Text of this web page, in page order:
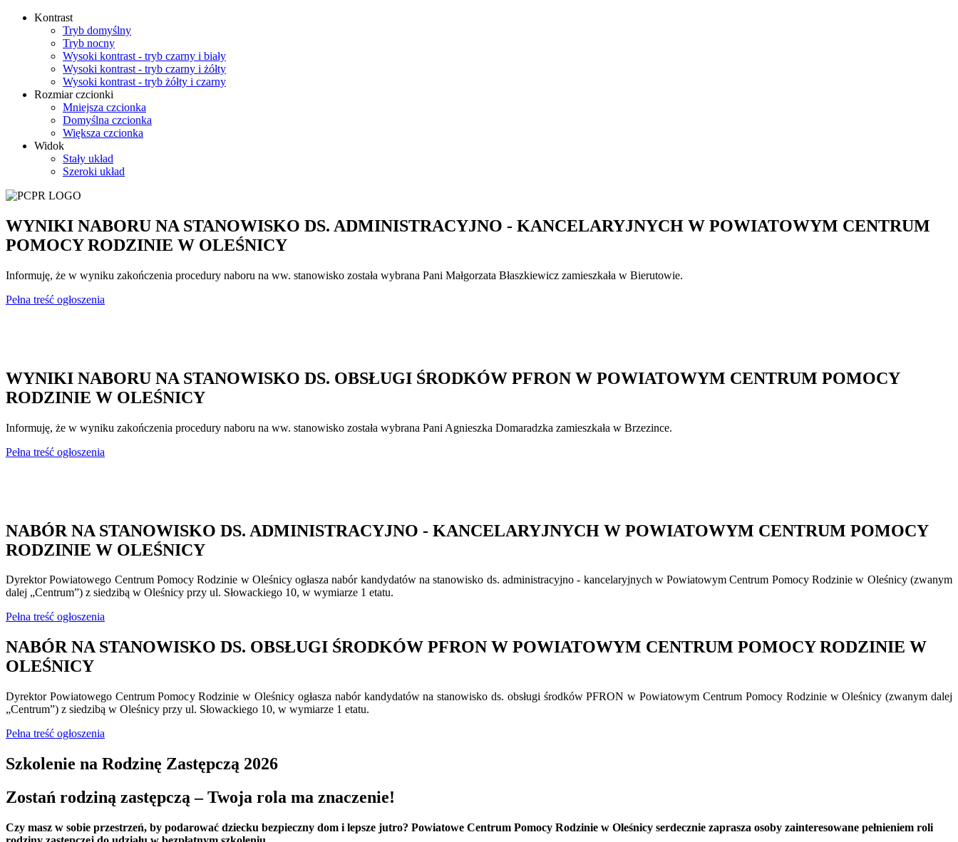
Kontrast
Tryb domyślny
Tryb nocny
Wysoki kontrast - tryb czarny i biały
Wysoki kontrast - tryb czarny i żółty
Wysoki kontrast - tryb żółty i czarny
Rozmiar czcionki
Mniejsza czcionka
Domyślna czcionka
Większa czcionka
Widok
Stały układ
Szeroki układ
WYNIKI NABORU NA STANOWISKO DS. ADMINISTRACYJNO - KANCELARYJNYCH W POWIATOWYM CENTRUM
POMOCY RODZINIE W OLEŚNICY
Informuję, że w wyniku zakończenia procedury naboru na ww. stanowisko została wybrana Pani Małgorzata Błaszkiewicz zamieszkała w Bierutowie.
Pełna treść ogłoszenia
WYNIKI NABORU NA STANOWISKO DS. OBSŁUGI ŚRODKÓW PFRON W POWIATOWYM CENTRUM POMOCY
RODZINIE W OLEŚNICY
Informuję, że w wyniku zakończenia procedury naboru na ww. stanowisko została wybrana Pani Agnieszka Domaradzka zamieszkała w Brzezince.
Pełna treść ogłoszenia
NABÓR NA STANOWISKO DS. ADMINISTRACYJNO - KANCELARYJNYCH W POWIATOWYM CENTRUM POMOCY
RODZINIE W OLEŚNICY
Dyrektor Powiatowego Centrum Pomocy Rodzinie w Oleśnicy ogłasza nabór kandydatów na stanowisko ds. administracyjno - kancelaryjnych w Powiatowym Centrum Pomocy Rodzinie w Oleśnicy (zwanym
dalej „Centrum”) z siedzibą w Oleśnicy przy ul. Słowackiego 10, w wymiarze 1 etatu.
Pełna treść ogłoszenia
NABÓR NA STANOWISKO DS. OBSŁUGI ŚRODKÓW PFRON W POWIATOWYM CENTRUM POMOCY RODZINIE W
OLEŚNICY
Dyrektor Powiatowego Centrum Pomocy Rodzinie w Oleśnicy ogłasza nabór kandydatów na stanowisko ds. obsługi środków PFRON w Powiatowym Centrum Pomocy Rodzinie w Oleśnicy (zwanym dalej
„Centrum”) z siedzibą w Oleśnicy przy ul. Słowackiego 10, w wymiarze 1 etatu.
Pełna treść ogłoszenia
Szkolenie na Rodzinę Zastępczą 2026
Zostań rodziną zastępczą – Twoja rola ma znaczenie!
Czy masz w sobie przestrzeń, by podarować dziecku bezpieczny dom i lepsze jutro? Powiatowe Centrum Pomocy Rodzinie w Oleśnicy serdecznie zaprasza osoby zainteresowane pełnieniem roli